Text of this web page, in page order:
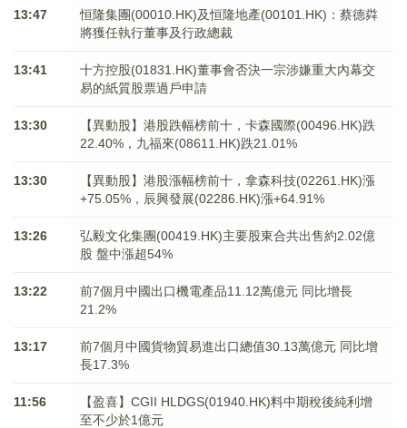
13:47
恒隆集團(00010.HK)及恒隆地產(00101.HK)：蔡德粦
將獲任執行董事及行政總裁
13:41
十方控股(01831.HK)董事會否決一宗涉嫌重大內幕交
易的紙質股票過戶申請
13:30
【異動股】港股跌幅榜前十，卡森國際(00496.HK)跌
22.40%，九福來(08611.HK)跌21.01%
13:30
【異動股】港股漲幅榜前十，拿森科技(02261.HK)漲
+75.05%，辰興發展(02286.HK)漲+64.91%
13:26
弘毅文化集團(00419.HK)主要股東合共出售約2.02億
股 盤中漲超54%
13:22
前7個月中國出口機電產品11.12萬億元 同比增長
21.2%
13:17
前7個月中國貨物貿易進出口總值30.13萬億元 同比增
長17.3%
11:56
【盈喜】CGII HLDGS(01940.HK)料中期稅後純利增
至不少於1億元